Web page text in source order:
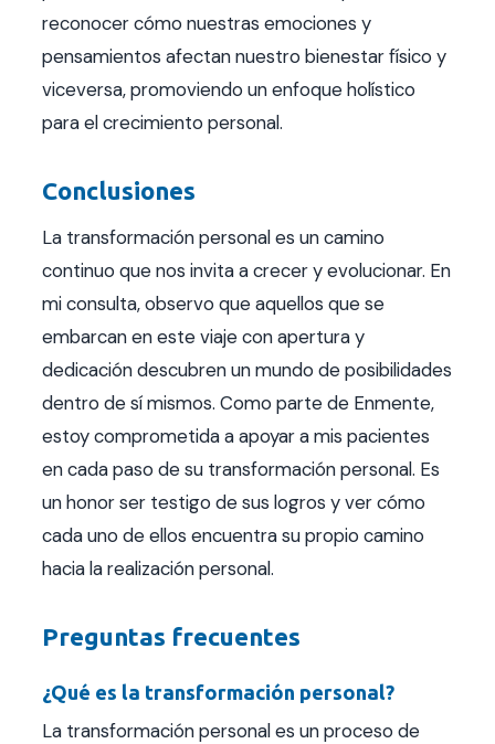
reconocer cómo nuestras emociones y
pensamientos afectan nuestro bienestar físico y
viceversa, promoviendo un enfoque holístico
para el crecimiento personal.
Conclusiones
La transformación personal es un camino
continuo que nos invita a crecer y evolucionar. En
mi consulta, observo que aquellos que se
embarcan en este viaje con apertura y
dedicación descubren un mundo de posibilidades
dentro de sí mismos. Como parte de Enmente,
estoy comprometida a apoyar a mis pacientes
en cada paso de su transformación personal. Es
un honor ser testigo de sus logros y ver cómo
cada uno de ellos encuentra su propio camino
hacia la realización personal.
Preguntas frecuentes
¿Qué es la transformación personal?
La transformación personal es un proceso de